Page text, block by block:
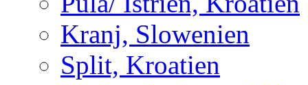
Kranj, Slowenien
Split, Kroatien